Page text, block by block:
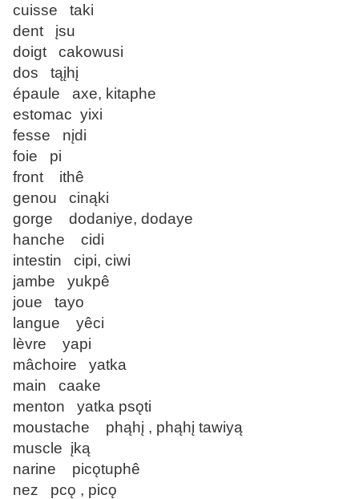
cuisse taki
dent įsu
doigt cakowusi
dos tąįhį
épaule axe, kitaphe
estomac yixi
fesse nįdi
foie pi
front ithê
genou cinąki
gorge dodaniye, dodaye
hanche cidi
intestin cipi, ciwi
jambe yukpê
joue tayo
langue yêci
lèvre yapi
mâchoire yatka
main caake
menton yatka psǫti
moustache phąhį , phąhį tawiyą
muscle įką
narine picǫtuphê
nez pcǫ , picǫ